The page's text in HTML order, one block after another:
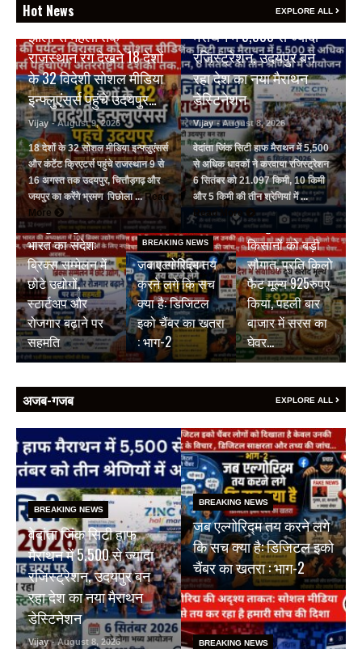
Hot News EXPLORE ALL
BREAKING NEWS
झीलों से महलों तक
राजस्थान रंग देखने 18 देशों
के 32 विदेशी सोशल मीडिया
इन्फ्लुएंसर्स पहुंचे उदयपुर…
Vijay - August 9, 2026
18 देशों के 32 सोशल मीडिया इन्फ्लुएंसर्स
और कंटेंट क्रिएटर्स पहुंचे राजस्थान 9 से
16 अगस्त तक उदयपुर, चित्तौड़गढ़ और
जयपुर का करेंगे भ्रमण पिछोला ... Read
More
वेदांता जिंक सिटी हाफ
मैराथन में 5,500 से ज्यादा
रजिस्ट्रेशन, उदयपुर बन
रहा देश का नया मैराथन
डेस्टिनेशन
Vijay - August 8, 2026
वेदांता जिंक सिटी हाफ मैराथन में 5,500
से अधिक धावकों ने करवाया रजिस्ट्रेशन
6 सितंबर को 21.097 किमी, 10 किमी
और 5 किमी की तीन श्रेणियां में ...
Read More
BREAKING NEWS
जयपुर से दुनिया को
भारत का संदेश:
ब्रिक्स सम्मेलन में
छोटे उद्योगों,
स्टार्टअप और
रोजगार बढ़ाने पर
सहमति
BREAKING NEWS
जब एल्गोरिद्म तय
करने लगे कि सच
क्या है: डिजिटल
इको चैंबर का खतरा
: भाग-2
BREAKING NEWS
जयपुर डेयरी की
किसानों को बड़ी
सौगात, प्रति किलो
फैट मूल्य 925रुपए
किया, पहली बार
बाजार में सरस का
घेवर…
अजब-गजब EXPLORE ALL
BREAKING NEWS
वेदांता जिंक सिटी हाफ
मैराथन में 5,500 से ज्यादा
रजिस्ट्रेशन, उदयपुर बन
रहा देश का नया मैराथन
डेस्टिनेशन
Vijay - August 8, 2026
BREAKING NEWS
जब एल्गोरिद्म तय करने लगे
कि सच क्या है: डिजिटल इको
चैंबर का खतरा : भाग-2
BREAKING NEWS